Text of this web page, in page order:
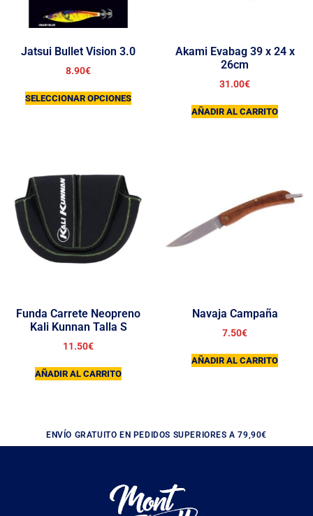
Jatsui Bullet Vision 3.0
8.90€
SELECCIONAR OPCIONES
Akami Evabag 39 x 24 x
26cm
31.00€
AÑADIR AL CARRITO
Funda Carrete Neopreno
Kali Kunnan Talla S
11.50€
AÑADIR AL CARRITO
Navaja Campaña
7.50€
AÑADIR AL CARRITO
ENVÍO GRATUITO EN PEDIDOS SUPERIORES A 79,90€